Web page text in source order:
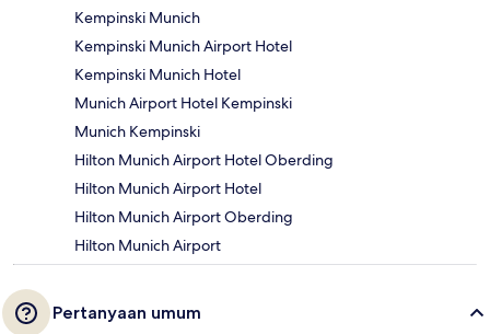
Kempinski Munich
Kempinski Munich Airport Hotel
Kempinski Munich Hotel
Munich Airport Hotel Kempinski
Munich Kempinski
Hilton Munich Airport Hotel Oberding
Hilton Munich Airport Hotel
Hilton Munich Airport Oberding
Hilton Munich Airport
Pertanyaan umum